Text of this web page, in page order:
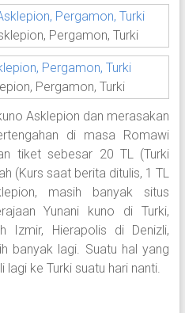
Pergamon, Turki
Pergamon, Turki
Asklepion dan merasakan
di masa Romawi
tiket sebesar 20 TL (Turki
(Kurs saat berita ditulis, 1 TL
masih banyak situs
Yunani kuno di Turki,
Izmir, Hierapolis di Denizli,
banyak lagi. Suatu hal yang
ke Turki suatu hari nanti.